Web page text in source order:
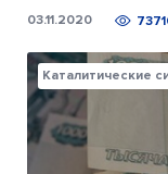
03.11.2020
Каталитические